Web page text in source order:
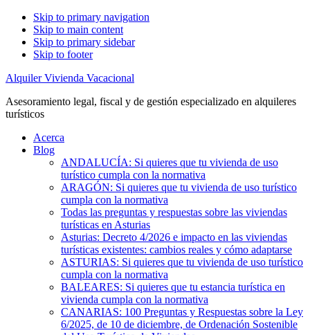
Skip to primary navigation
Skip to main content
Skip to primary sidebar
Skip to footer
Alquiler Vivienda Vacacional
Asesoramiento legal, fiscal y de gestión especializado en alquileres
turísticos
Acerca
Blog
ANDALUCÍA: Si quieres que tu vivienda de uso
turístico cumpla con la normativa
ARAGÓN: Si quieres que tu vivienda de uso turístico
cumpla con la normativa
Todas las preguntas y respuestas sobre las viviendas
turísticas en Asturias
Asturias: Decreto 4/2026 e impacto en las viviendas
turísticas existentes: cambios reales y cómo adaptarse
ASTURIAS: Si quieres que tu vivienda de uso turístico
cumpla con la normativa
BALEARES: Si quieres que tu estancia turística en
vivienda cumpla con la normativa
CANARIAS: 100 Preguntas y Respuestas sobre la Ley
6/2025, de 10 de diciembre, de Ordenación Sostenible